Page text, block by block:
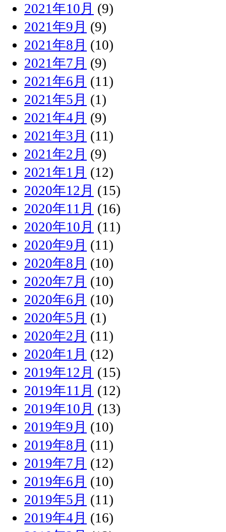
2021年10月 (9)
2021年9月 (9)
2021年8月 (10)
2021年7月 (9)
2021年6月 (11)
2021年5月 (1)
2021年4月 (9)
2021年3月 (11)
2021年2月 (9)
2021年1月 (12)
2020年12月 (15)
2020年11月 (16)
2020年10月 (11)
2020年9月 (11)
2020年8月 (10)
2020年7月 (10)
2020年6月 (10)
2020年5月 (1)
2020年2月 (11)
2020年1月 (12)
2019年12月 (15)
2019年11月 (12)
2019年10月 (13)
2019年9月 (10)
2019年8月 (11)
2019年7月 (12)
2019年6月 (10)
2019年5月 (11)
2019年4月 (16)